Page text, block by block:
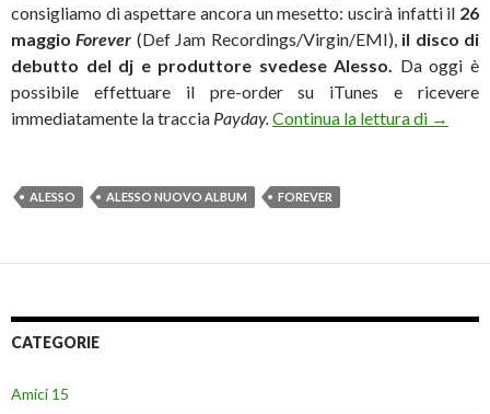
consigliamo di aspettare ancora un mesetto: uscirà infatti il 26
maggioForever (Def Jam Recordings/Virgin/EMI), il disco di
debutto del dj e produttore svedese Alesso. Da oggi è
possibile effettuare il pre-order su iTunes e ricevere
immediatamente la traccia Payday. Continua la lettura di →
ALESSO ALESSO NUOVO ALBUM FOREVER
CATEGORIE
Amici 15